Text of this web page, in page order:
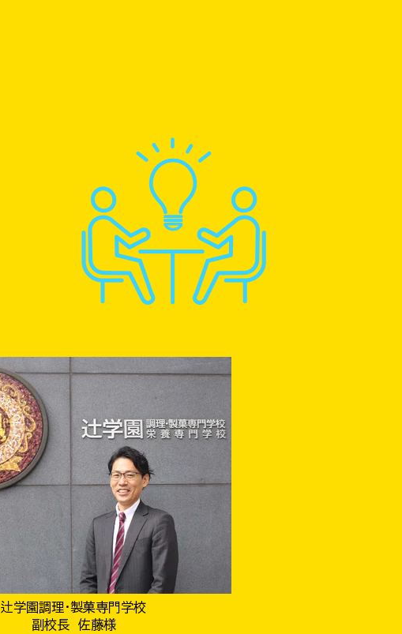
辻学園調理・製菓専門学校
副校長 佐藤様